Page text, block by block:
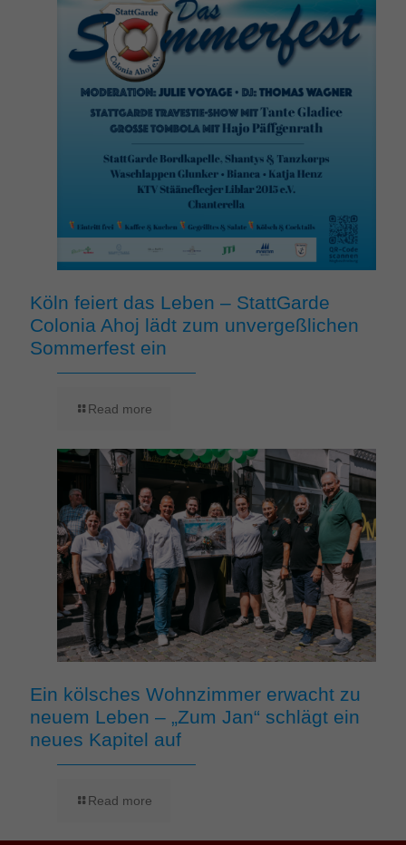
Köln feiert das Leben – StattGarde
Colonia Ahoj lädt zum unvergeßlichen
Sommerfest ein
Read more
Ein kölsches Wohnzimmer erwacht zu
neuem Leben – „Zum Jan“ schlägt ein
neues Kapitel auf
Read more